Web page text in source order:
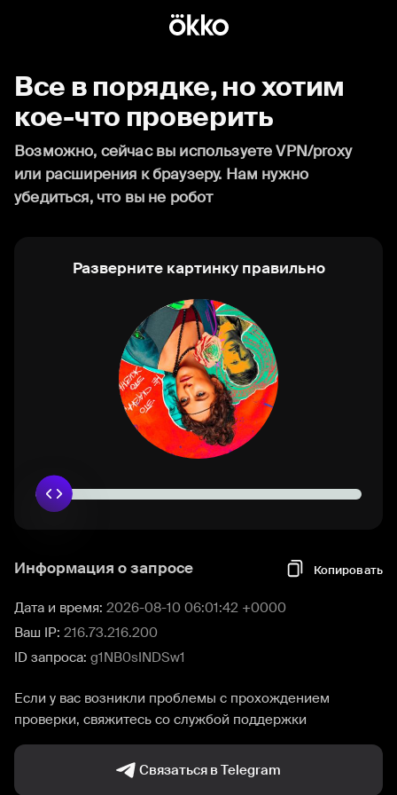
Все в порядке, но хотим
кое-что проверить
Возможно, сейчас вы используете VPN/proxy
или расширения к браузеру. Нам нужно
убедиться, что вы не робот
Разверните картинку правильно
Информация о запросе Копировать
Дата и время: 2026-08-10 06:01:42 +0000
Ваш IP: 216.73.216.200
ID запроса: g1NB0sINDSw1
Если у вас возникли проблемы с прохождением
проверки, свяжитесь со службой поддержки
Связаться в Telegram